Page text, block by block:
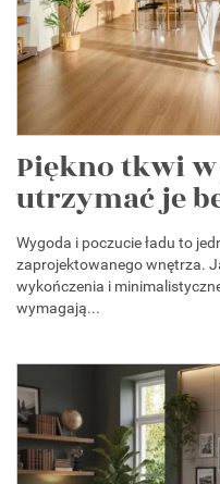
Piękno tkwi
utrzymać je
Wygoda i poczucie ładu to
zaprojektowanego wnętrza.
wykończenia i
wymagają...